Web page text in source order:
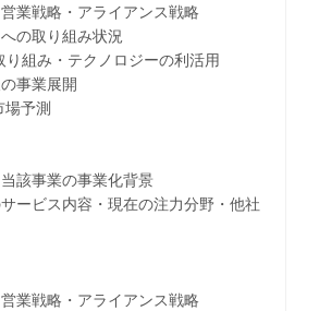
戦略・アライアンス戦略
の取り組み状況
組み・テクノロジーの利活用
事業展開
予測
事業の事業化背景
ビス内容・現在の注力分野・他社
戦略・アライアンス戦略